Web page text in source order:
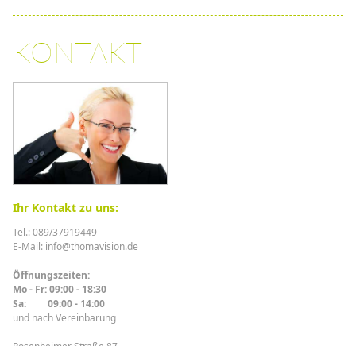
KONTAKT
Ihr Kontakt zu uns:
Tel.: 089/37919449
E-Mail: info@thomavision.de
Öffnungszeiten:
Mo - Fr: 09:00 - 18:30
Sa: 09:00 - 14:00
und nach Vereinbarung